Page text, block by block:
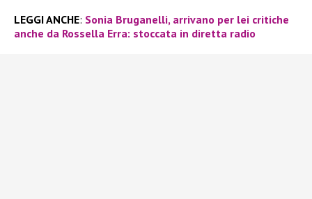
LEGGI ANCHE: Sonia Bruganelli, arrivano per lei critiche
anche da Rossella Erra: stoccata in diretta radio